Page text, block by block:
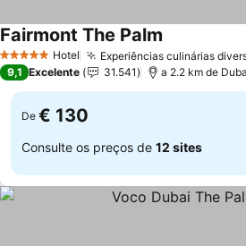
5 Estrelas Hotel Experiências culinárias
Fairmont The Palm
9,1 Excelente 31.541 a 2.2 km de
De € 130
Consulte os preços de 12 sites